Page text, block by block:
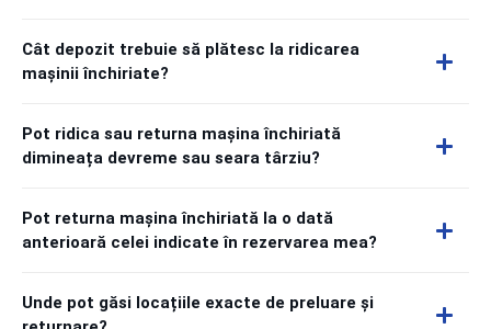
Cât depozit trebuie să plătesc la ridicarea
mașinii închiriate?
Pot ridica sau returna mașina închiriată
dimineața devreme sau seara târziu?
Pot returna mașina închiriată la o dată
anterioară celei indicate în rezervarea mea?
Unde pot găsi locațiile exacte de preluare și